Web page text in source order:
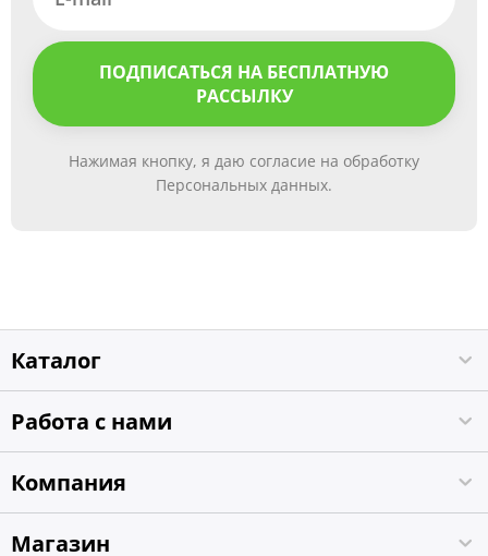
ПОДПИСАТЬСЯ НА БЕСПЛАТНУЮ
РАССЫЛКУ
Нажимая кнопку, я даю согласие на обработку
Персональных данных.
Каталог
Работа с нами
Компания
Магазин